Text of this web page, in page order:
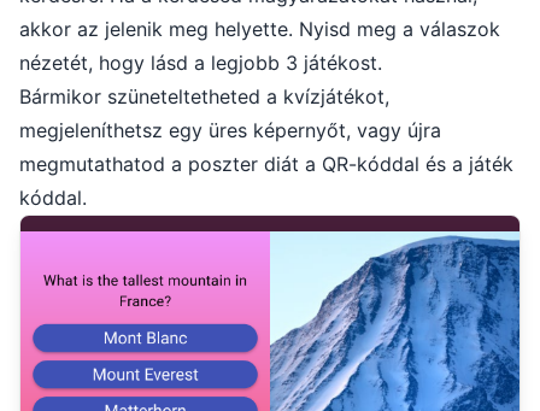
akkor az jelenik meg helyette. Nyisd meg a válaszok
nézetét, hogy lásd a legjobb 3 játékost.
Bármikor szüneteltetheted a kvízjátékot,
megjeleníthetsz egy üres képernyőt, vagy újra
megmutathatod a poszter diát a QR-kóddal és a játék
kóddal.